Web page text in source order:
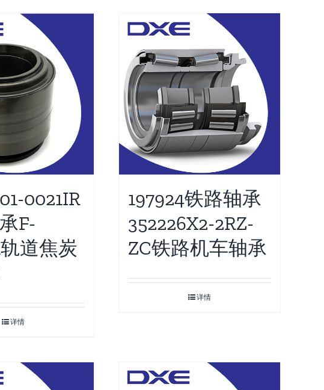
0021IR
F-
道焦炭
详情
197924铁路轴承
352226X2-2RZ-
ZC铁路机车轴承
详情